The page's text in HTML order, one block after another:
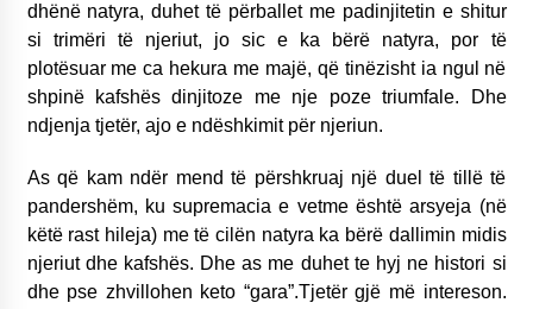
Faksimilet e një 83 vjetori lufte: Çfarë shkruan
Vexhi Buharaja për Heroin e Popullit, Mumin
Selami.
04/10/2025
KALLARATI NË AKSIONET KOMBËTARE PËR
22/09/2025
– ËNGJËLL HASIMAJ – “KUJTIMET E MIA PËR
KALLARATIN SI MËSUES I MATEMATIKËS, POR
EDHE SI NJË BANOR I PËRKOHSHËM I TIJ”
12/09/2025
dhënë natyra, duhet të përballet me padinjitetin e shitur
si trimëri të njeriut, jo sic e ka bërë natyra, por të
plotësuar me ca hekura me majë, që tinëzisht ia ngul në
shpinë kafshës dinjitoze me nje poze triumfale. Dhe
ndjenja tjetër, ajo e ndëshkimit për njeriun.
As që kam ndër mend të përshkruaj një duel të tillë të
pandershëm, ku supremacia e vetme është arsyeja (në
këtë rast hileja) me të cilën natyra ka bërë dallimin midis
njeriut dhe kafshës. Dhe as me duhet te hyj ne histori si
dhe pse zhvillohen keto “gara”.Tjetër gjë më intereson.